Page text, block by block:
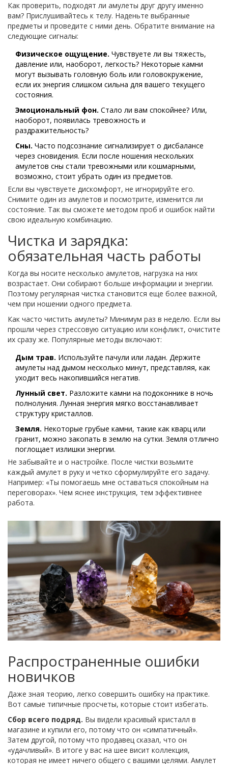
Как проверить, подходят ли амулеты друг другу именно
вам? Прислушивайтесь к телу. Наденьте выбранные
предметы и проведите с ними день. Обратите внимание на
следующие сигналы:
Физическое ощущение. Чувствуете ли вы тяжесть,
давление или, наоборот, легкость? Некоторые камни
могут вызывать головную боль или головокружение,
если их энергия слишком сильна для вашего текущего
состояния.
Эмоциональный фон. Стало ли вам спокойнее? Или,
наоборот, появилась тревожность и
раздражительность?
Сны. Часто подсознание сигнализирует о дисбалансе
через сновидения. Если после ношения нескольких
амулетов сны стали тревожными или кошмарными,
возможно, стоит убрать один из предметов.
Если вы чувствуете дискомфорт, не игнорируйте его.
Снимите один из амулетов и посмотрите, изменится ли
состояние. Так вы сможете методом проб и ошибок найти
свою идеальную комбинацию.
Чистка и зарядка:
обязательная часть работы
Когда вы носите несколько амулетов, нагрузка на них
возрастает. Они собирают больше информации и энергии.
Поэтому регулярная чистка становится еще более важной,
чем при ношении одного предмета.
Как часто чистить амулеты? Минимум раз в неделю. Если вы
прошли через стрессовую ситуацию или конфликт, очистите
их сразу же. Популярные методы включают:
Дым трав. Используйте пачули или ладан. Держите
амулеты над дымом несколько минут, представляя, как
уходит весь накопившийся негатив.
Лунный свет. Разложите камни на подоконнике в ночь
полнолуния. Лунная энергия мягко восстанавливает
структуру кристаллов.
Земля. Некоторые грубые камни, такие как кварц или
гранит, можно закопать в землю на сутки. Земля отлично
поглощает излишки энергии.
Не забывайте и о настройке. После чистки возьмите
каждый амулет в руку и четко сформулируйте его задачу.
Например: «Ты помогаешь мне оставаться спокойным на
переговорах». Чем яснее инструкция, тем эффективнее
работа.
Распространенные ошибки
новичков
Даже зная теорию, легко совершить ошибку на практике.
Вот самые типичные просчеты, которые стоит избегать.
Сбор всего подряд. Вы видели красивый кристалл в
магазине и купили его, потому что он «симпатичный».
Затем другой, потому что продавец сказал, что он
«удачливый». В итоге у вас на шее висит коллекция,
которая не имеет ничего общего с вашими целями. Амулет